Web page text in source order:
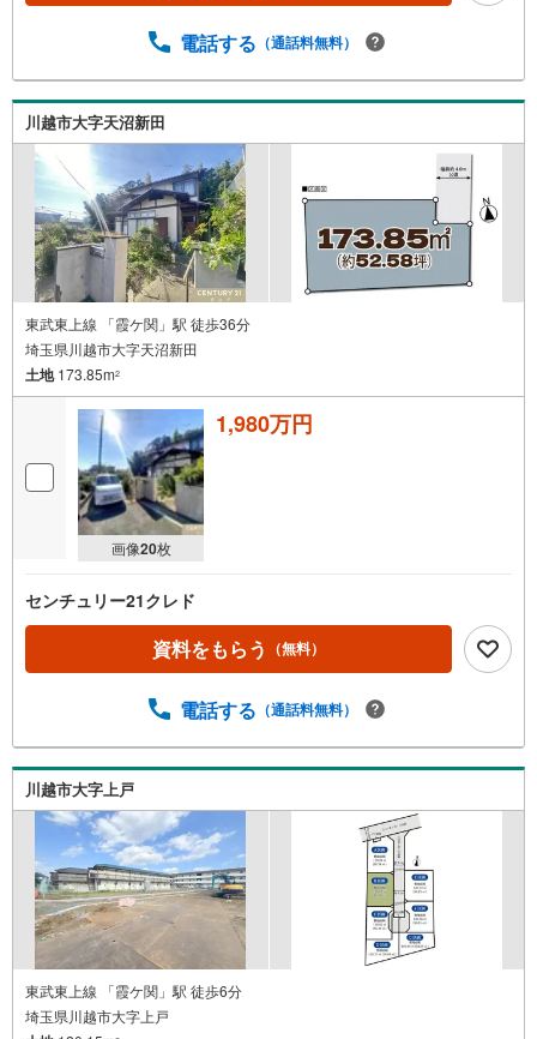
電話する （通話料無料）
川越市大字天沼新田
東武東上線 「霞ケ関」駅 徒歩36分
埼玉県川越市大字天沼新田
土地173.85m2
画像20枚
1,980万円
センチュリー21クレド
資料をもらう （無料）
電話する （通話料無料）
川越市大字上戸
東武東上線 「霞ケ関」駅 徒歩6分
埼玉県川越市大字上戸